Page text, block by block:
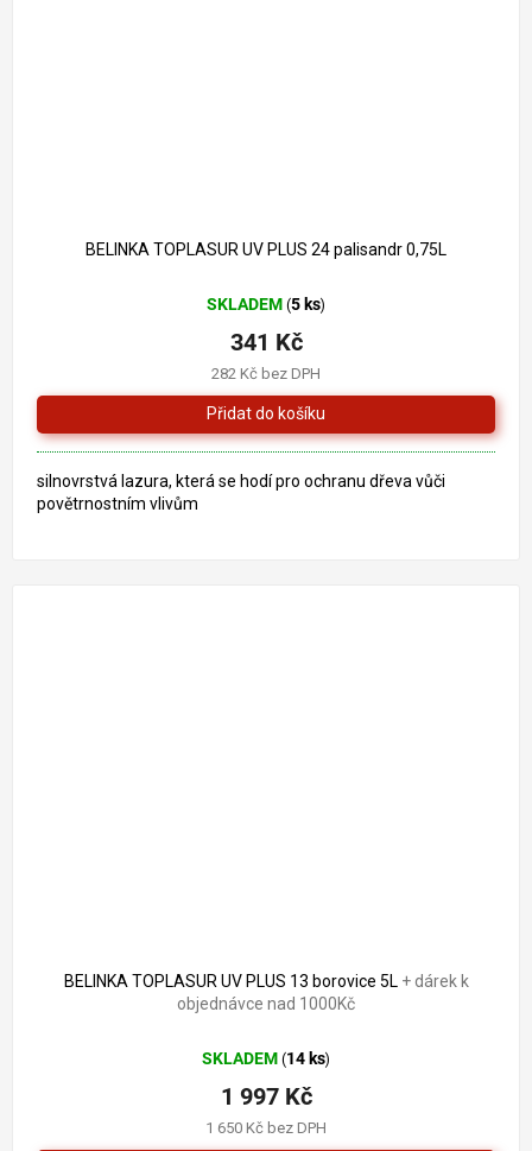
BELINKA TOPLASUR UV PLUS 24 palisandr 0,75L
SKLADEM (5 ks)
282 Kč bez DPH
341 Kč
silnovrstvá lazura, která se hodí pro ochranu dřeva vůči
povětrnostním vlivům
BELINKA TOPLASUR UV PLUS 13 borovice 5L + dárek k
objednávce nad 1000Kč
SKLADEM (14 ks)
1 650 Kč bez DPH
1 997 Kč